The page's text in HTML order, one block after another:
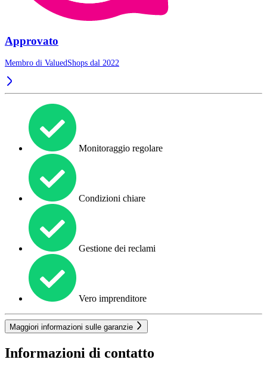
Approvato
Membro di ValuedShops dal 2022
Monitoraggio regolare
Condizioni chiare
Gestione dei reclami
Vero imprenditore
Maggiori informazioni sulle garanzie
Informazioni di contatto